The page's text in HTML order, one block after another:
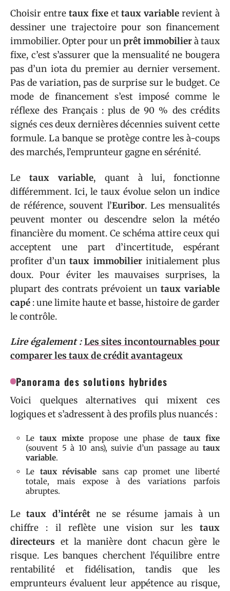
Choisir entre taux fixeettaux variable revient à
dessiner une trajectoire pour son financement
immobilier. Opter pour unprêt immobilierà taux
fixe, c’est s’assurer que la mensualité ne bougera
pas d’un iota du premier au dernier versement.
Pas de variation, pas de surprise sur le budget. Ce
mode de financement s’est imposé comme le
réflexe des Français : plus de 90 % des crédits
signés ces deux dernières décennies suivent cette
formule. La banque se protège contre les à-coups
des marchés, l’emprunteur gagne en sérénité.
Letaux variable, quant à lui, fonctionne
différemment. Ici, le taux évolue selon un indice
de référence, souvent l’Euribor. Les mensualités
peuvent monter ou descendre selon la météo
financière du moment. Ce schéma attire ceux qui
acceptent une part d’incertitude, espérant
profiter d’untaux immobilierinitialement plus
doux. Pour éviter les mauvaises surprises, la
plupart des contrats prévoient un taux variable
capé : une limite haute et basse, histoire de garder
le contrôle.
Lire également : Les sites incontournables pour
comparer les taux de crédit avantageux
Panorama des solutions hybrides
Voici quelques alternatives qui mixent ces
logiques et s’adressent à des profils plus nuancés :
Le taux mixte propose une phase de taux fixe
(souvent 5 à 10 ans), suivie d’un passage au taux
variable.
Le taux révisable sans cap promet une liberté
totale, mais expose à des variations parfois
abruptes.
Letaux d’intérêtne se résume jamais à un
chiffre : il reflète une vision sur les taux
directeurs et la manière dont chacun gère le
risque. Les banques cherchent l’équilibre entre
rentabilité et fidélisation, tandis que les
emprunteurs évaluent leur appétence au risque,